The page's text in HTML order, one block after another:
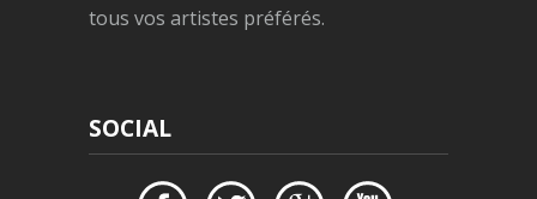
tous vos artistes préférés.
SOCIAL